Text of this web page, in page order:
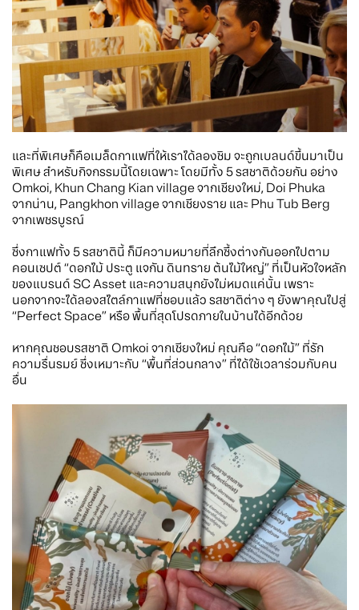
และที่พิเศษก็คือเมล็ดกาแฟที่ให้เราได้ลองชิม จะถูกเบลนด์ขึ้นมาเป็น
พิเศษ สำหรับกิจกรรมนี้โดยเฉพาะ โดยมีทั้ง 5 รสชาติด้วยกัน อย่าง
Omkoi, Khun Chang Kian village จากเชียงใหม่, Doi Phuka
จากน่าน, Pangkhon village จากเชียงราย และ Phu Tub Berg
จากเพชรบูรณ์
ซึ่งกาแฟทั้ง 5 รสชาตินี้ ก็มีความหมายที่ลึกซึ้งต่างกันออกไปตาม
คอนเซปต์ “ดอกไม้ ประตู แจกัน ดินทราย ต้นไม้ใหญ่” ที่เป็นหัวใจหลัก
ของแบรนด์ SC Asset และความสนุกยังไม่หมดแค่นั้น เพราะ
นอกจากจะได้ลองสไตล์กาแฟที่ชอบแล้ว รสชาติต่าง ๆ ยังพาคุณไปสู่
“Perfect Space” หรือ พื้นที่สุดโปรดภายในบ้านได้อีกด้วย
หากคุณชอบรสชาติ Omkoi จากเชียงใหม่ คุณคือ “ดอกไม้” ที่รัก
ความรื่นรมย์ ซึ่งเหมาะกับ “พื้นที่ส่วนกลาง” ที่ได้ใช้เวลาร่วมกับคน
อื่น